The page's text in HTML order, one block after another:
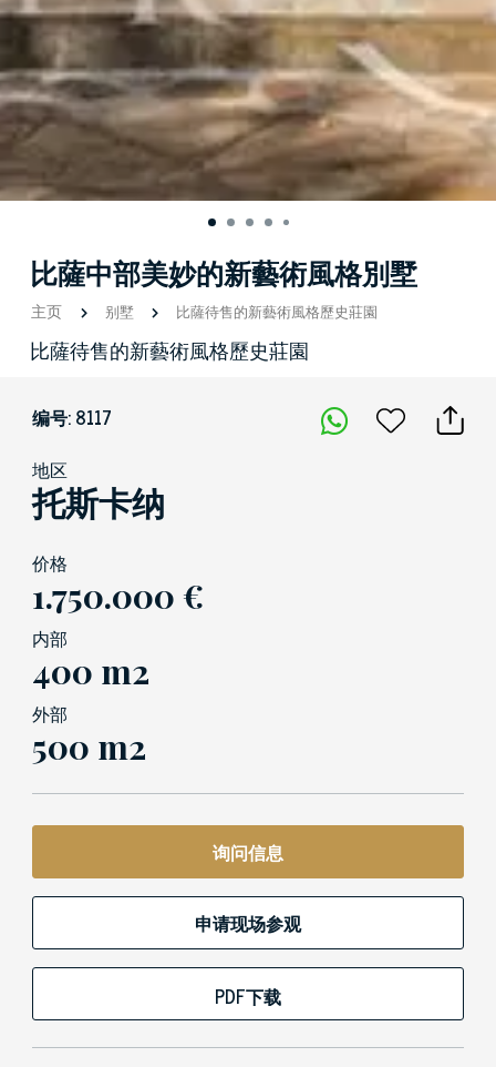
比薩中部美妙的新藝術風格別墅
主页 别墅 比薩待售的新藝術風格歷史莊園
比薩待售的新藝術風格歷史莊園
编号: 8117
地区
托斯卡纳
价格
1.750.000 €
内部
400 m2
外部
500 m2
询问信息
申请现场参观
PDF下载